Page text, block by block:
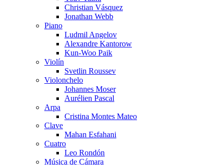
Christian Vásquez
Jonathan Webb
Piano
Ludmil Angelov
Alexandre Kantorow
Kun-Woo Paik
Violín
Svetlin Roussev
Violonchelo
Johannes Moser
Aurélien Pascal
Arpa
Cristina Montes Mateo
Clave
Mahan Esfahani
Cuatro
Leo Rondón
Música de Cámara